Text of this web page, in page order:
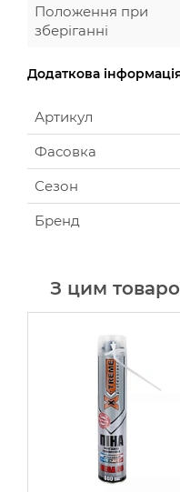
Положення при
зберіганні
Додаткова
Артикул
Фасовка
Сезон
Бренд
З цим